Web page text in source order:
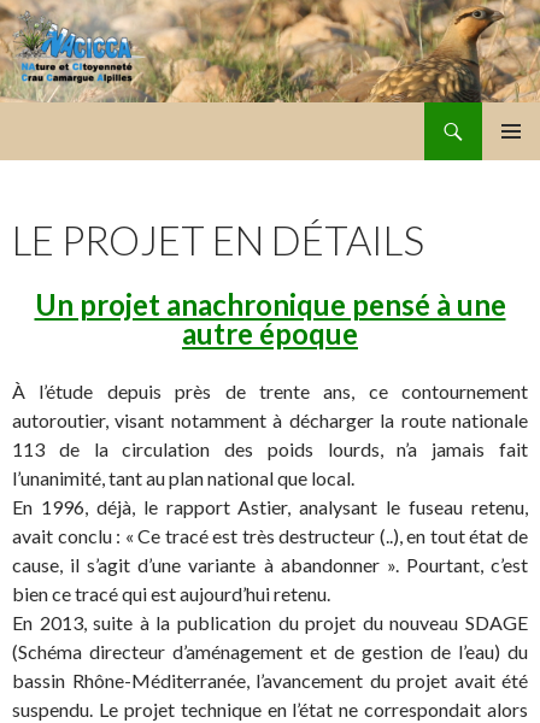
LE PROJET EN DÉTAILS
Un projet anachronique pensé à une
autre époque
À l’étude depuis près de trente ans, ce contournement
autoroutier, visant notamment à décharger la route nationale
113 de la circulation des poids lourds, n’a jamais fait
l’unanimité, tant au plan national que local.
En 1996, déjà, le rapport Astier, analysant le fuseau retenu,
avait conclu : « Ce tracé est très destructeur (..), en tout état de
cause, il s’agit d’une variante à abandonner ». Pourtant, c’est
bien ce tracé qui est aujourd’hui retenu.
En 2013, suite à la publication du projet du nouveau SDAGE
(Schéma directeur d’aménagement et de gestion de l’eau) du
bassin Rhône-Méditerranée, l’avancement du projet avait été
suspendu. Le projet technique en l’état ne correspondait alors